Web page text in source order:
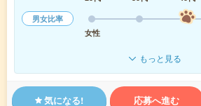
男女比率
女性
もっと見る
気になる! 応募へ進む